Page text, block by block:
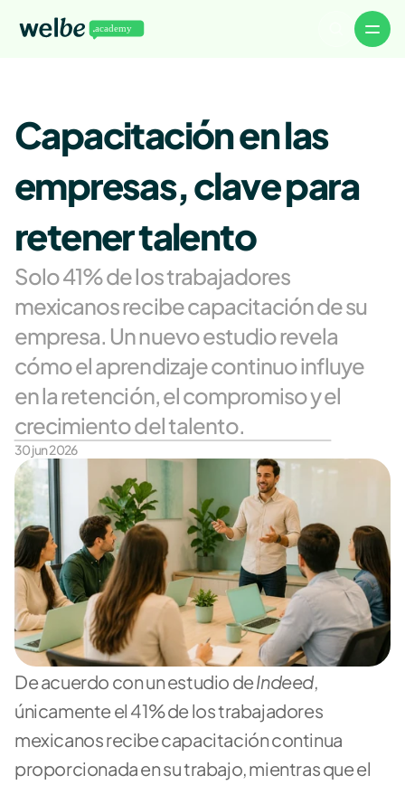
About
Careers
Advertise
Contact
Noticias
Eventos
Descargables
Capacitación en las
empresas, clave para
retener talento
Solo 41% de los trabajadores
mexicanos recibe capacitación de su
empresa. Un nuevo estudio revela
cómo el aprendizaje continuo influye
en la retención, el compromiso y el
crecimiento del talento.
30 jun 2026
De acuerdo con un estudio de Indeed,
únicamente el 41% de los trabajadores
mexicanos recibe capacitación continua
proporcionada en su trabajo, mientras que el